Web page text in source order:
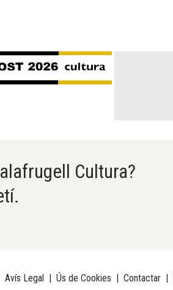
Cultura?
Avís Legal | Ús de Cookies | Contactar |